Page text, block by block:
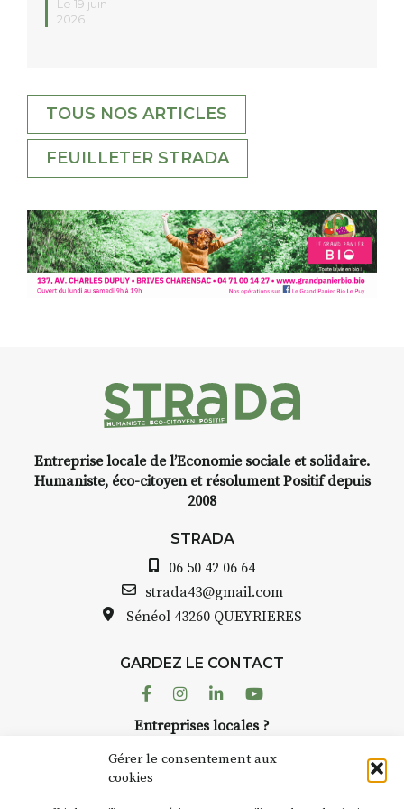
Gérer le consentement aux
cookies
Le 19 juin
2026
TOUS NOS ARTICLES
FEUILLETER STRADA
Entreprise locale de l’Economie sociale et solidaire.
Humaniste, éco-citoyen et résolument Positif depuis
2008
STRADA
06 50 42 06 64
strada43@gmail.com
Sénéol 43260 QUEYRIERES
GARDEZ LE CONTACT
FacebookInstagram
LinkedinYoutube
Entreprises locales ?